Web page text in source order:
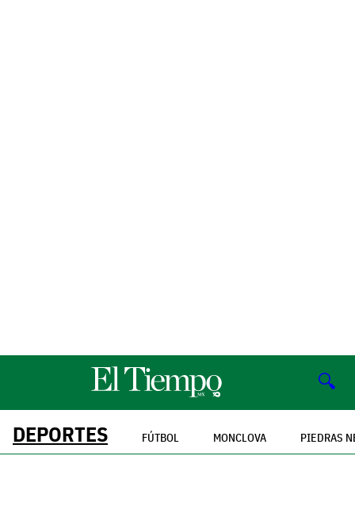
🔍
DEPORTES FÚTBOL MONCLOVA PIEDRAS